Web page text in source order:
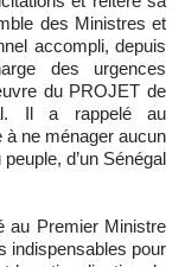
des Ministres et
accompli, depuis
des urgences
du PROJET de
Il a rappelé au
ne ménager aucun
d’un Sénégal
au Premier Ministre
indispensables pour